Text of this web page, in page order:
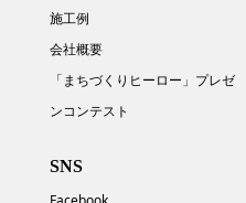
施工例
会社概要
「まちづくりヒーロー」プレゼ
ンコンテスト
SNS